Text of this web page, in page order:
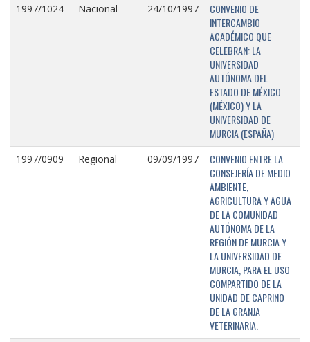
1997/1024 Nacional 24/10/1997
CONVENIO DE
INTERCAMBIO
ACADÉMICO QUE
CELEBRAN: LA
UNIVERSIDAD
AUTÓNOMA DEL
ESTADO DE MÉXICO
(MÉXICO) Y LA
UNIVERSIDAD DE
MURCIA (ESPAÑA)
1997/0909 Regional 09/09/1997
CONVENIO ENTRE LA
CONSEJERÍA DE MEDIO
AMBIENTE,
AGRICULTURA Y AGUA
DE LA COMUNIDAD
AUTÓNOMA DE LA
REGIÓN DE MURCIA Y
LA UNIVERSIDAD DE
MURCIA, PARA EL USO
COMPARTIDO DE LA
UNIDAD DE CAPRINO
DE LA GRANJA
VETERINARIA.